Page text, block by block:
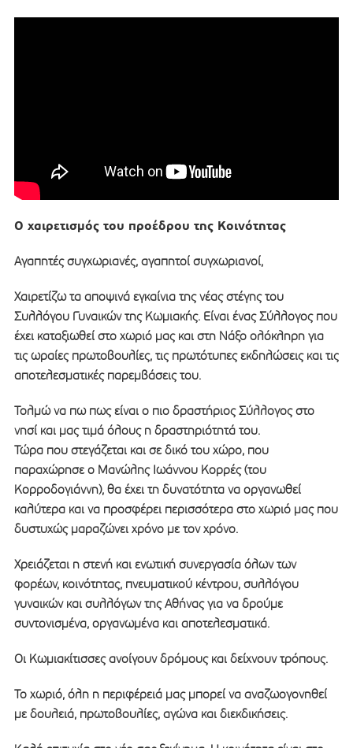
Ο χαιρετισμός του προέδρου της Κοινότητας
Αγαπητές συγχωριανές, αγαπητοί συγχωριανοί,
Χαιρετίζω τα αποψινά εγκαίνια της νέας στέγης του
Συλλόγου Γυναικών της Κωμιακής. Είναι ένας Σύλλογος που
έχει καταξιωθεί στο χωριό μας και στη Νάξο ολόκληρη για
τις ωραίες πρωτοβουλίες, τις πρωτότυπες εκδηλώσεις και τις
αποτελεσματικές παρεμβάσεις του.
Τολμώ να πω πως είναι ο πιο δραστήριος Σύλλογος στο
νησί και μας τιμά όλους η δραστηριότητά του.
Τώρα που στεγάζεται και σε δικό του χώρο, που
παραχώρησε ο Μανώλης Ιωάννου Κορρές (του
Κορροδογιάννη), θα έχει τη δυνατότητα να οργανωθεί
καλύτερα και να προσφέρει περισσότερα στο χωριό μας που
δυστυχώς μαραζώνει χρόνο με τον χρόνο.
Χρειάζεται η στενή και ενωτική συνεργασία όλων των
φορέων, κοινότητας, πνευματικού κέντρου, συλλόγου
γυναικών και συλλόγων της Αθήνας για να δρούμε
συντονισμένα, οργανωμένα και αποτελεσματικά.
Οι Κωμιακίτισσες ανοίγουν δρόμους και δείχνουν τρόπους.
Το χωριό, όλη η περιφέρειά μας μπορεί να αναζωογονηθεί
με δουλειά, πρωτοβουλίες, αγώνα και διεκδικήσεις.